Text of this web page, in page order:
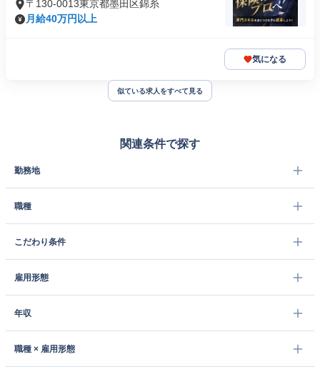
〒130-0013東京都墨田区錦糸
月給40万円以上
気になる
似ている求人をすべて見る
関連条件で探す
勤務地
職種
こだわり条件
雇用形態
年収
職種 × 雇用形態